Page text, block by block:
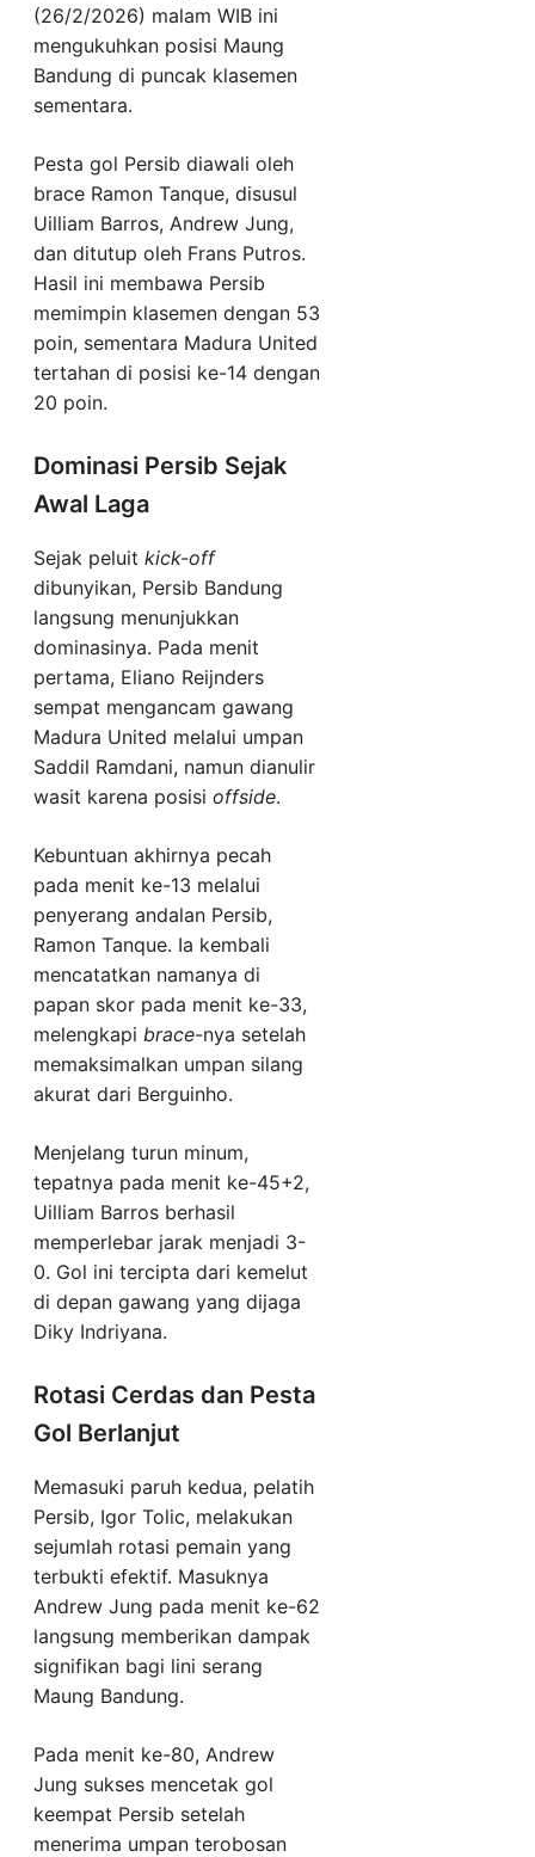
(26/2/2026) malam WIB ini
mengukuhkan posisi Maung
Bandung di puncak klasemen
sementara.
Pesta gol Persib diawali oleh
brace Ramon Tanque, disusul
Uilliam Barros, Andrew Jung,
dan ditutup oleh Frans Putros.
Hasil ini membawa Persib
memimpin klasemen dengan 53
poin, sementara Madura United
tertahan di posisi ke-14 dengan
20 poin.
Dominasi Persib Sejak
Awal Laga
Sejak peluit kick-off
dibunyikan, Persib Bandung
langsung menunjukkan
dominasinya. Pada menit
pertama, Eliano Reijnders
sempat mengancam gawang
Madura United melalui umpan
Saddil Ramdani, namun dianulir
wasit karena posisi offside.
Kebuntuan akhirnya pecah
pada menit ke-13 melalui
penyerang andalan Persib,
Ramon Tanque. Ia kembali
mencatatkan namanya di
papan skor pada menit ke-33,
melengkapi brace-nya setelah
memaksimalkan umpan silang
akurat dari Berguinho.
Menjelang turun minum,
tepatnya pada menit ke-45+2,
Uilliam Barros berhasil
memperlebar jarak menjadi 3-
0. Gol ini tercipta dari kemelut
di depan gawang yang dijaga
Diky Indriyana.
Rotasi Cerdas dan Pesta
Gol Berlanjut
Memasuki paruh kedua, pelatih
Persib, Igor Tolic, melakukan
sejumlah rotasi pemain yang
terbukti efektif. Masuknya
Andrew Jung pada menit ke-62
langsung memberikan dampak
signifikan bagi lini serang
Maung Bandung.
Pada menit ke-80, Andrew
Jung sukses mencetak gol
keempat Persib setelah
menerima umpan terobosan